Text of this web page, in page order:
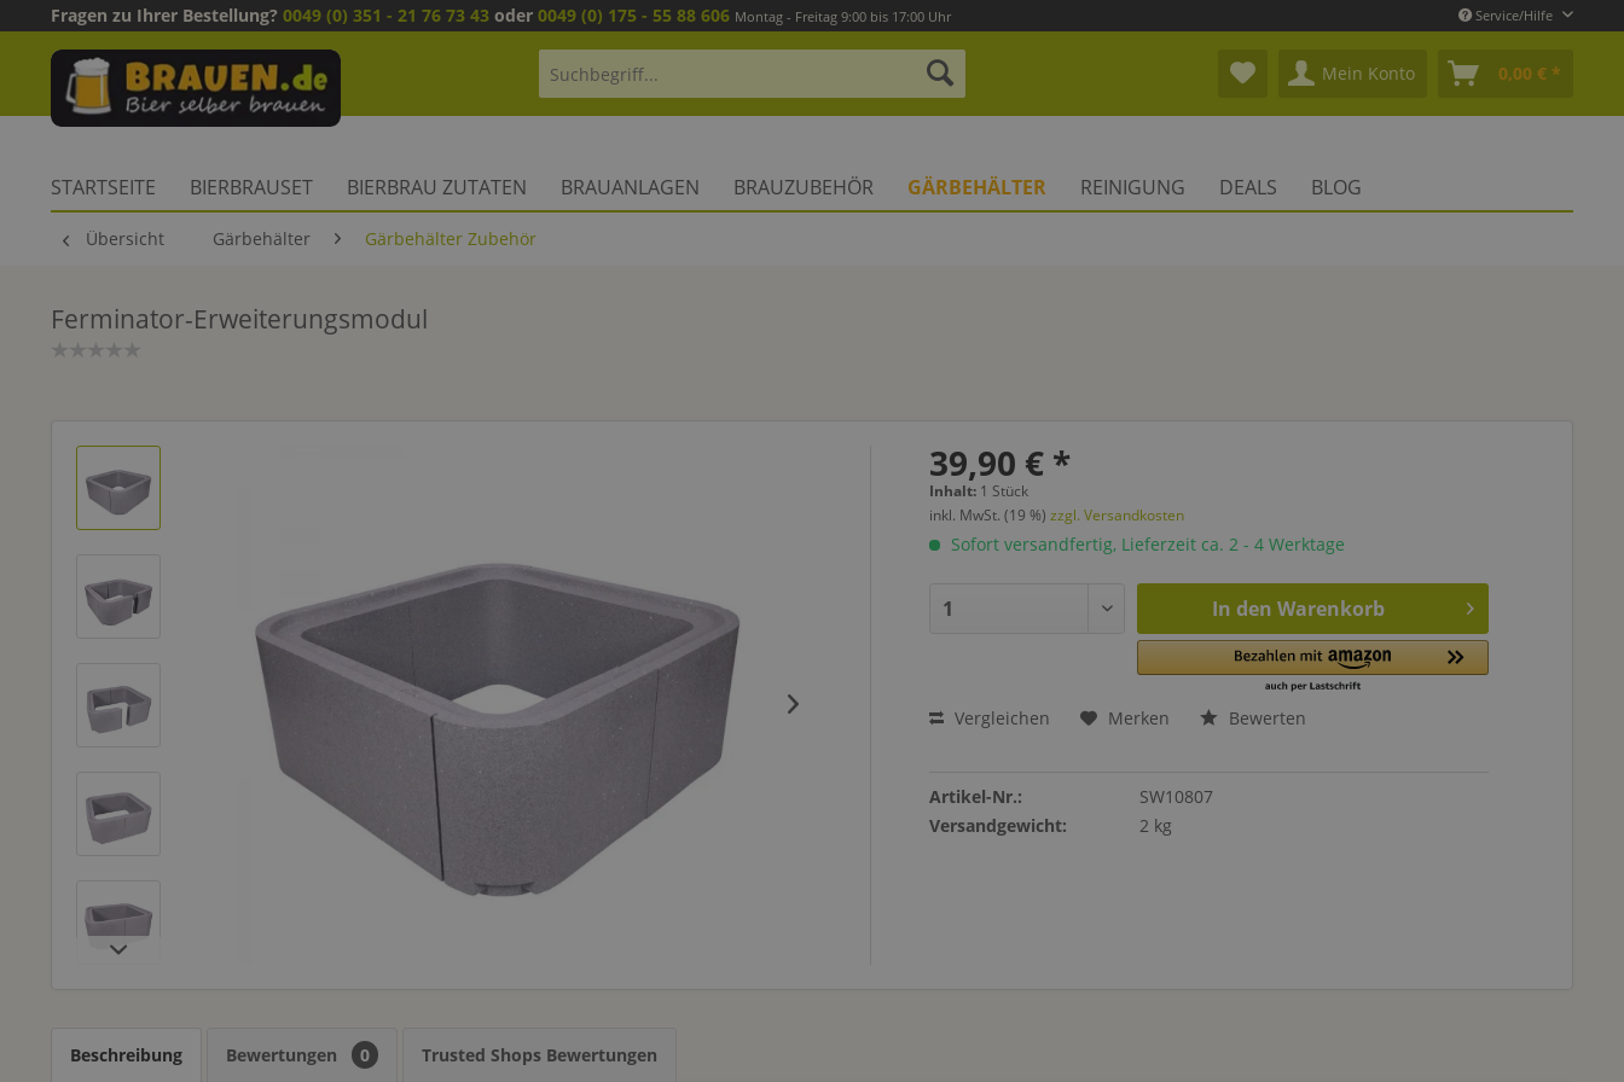
Fragen zu Ihrer Bestellung? 0049 (0) 351 - 21 76 73 43 oder 0049 (0) 175 - 55 88 606 Montag - Freitag 9:00 bis 17:00 Uhr Service/Hilfe
Mein Konto 0,00 € *
STARTSEITE BIERBRAUSET BIERBRAU ZUTATEN BRAUANLAGEN BRAUZUBEHÖR GÄRBEHÄLTER REINIGUNG DEALS BLOG
Übersicht Gärbehälter Gärbehälter Zubehör
Ferminator-Erweiterungsmodul
39,90 € *
Inhalt: 1 Stück
inkl. MwSt. (19 %)zzgl. Versandkosten
Sofort versandfertig, Lieferzeit ca. 2 - 4 Werktage
In den Warenkorb
Vergleichen Merken Bewerten
Artikel-Nr.:
SW10807
Versandgewicht:
2 kg
Beschreibung Bewertungen 0 Trusted Shops Bewertungen